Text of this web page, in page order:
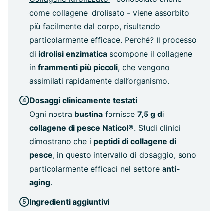
come collagene idrolisato - viene assorbito
più facilmente dal corpo, risultando
particolarmente efficace. Perché? Il processo
di idrolisi enzimatica scompone il collagene
in frammenti più piccoli, che vengono
assimilati rapidamente dall’organismo.
Dosaggi clinicamente testati
Ogni nostra bustina fornisce 7,5 g di
collagene di pesce Naticol®. Studi clinici
dimostrano che i peptidi di collagene di
pesce, in questo intervallo di dosaggio, sono
particolarmente efficaci nel settore anti-
aging.
Ingredienti aggiuntivi